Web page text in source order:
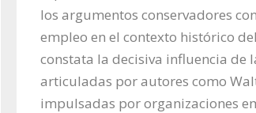
los argumentos conservadores
empleo en el contexto histórico
constata la decisiva influencia
articuladas por autores como
impulsadas por organizaciones